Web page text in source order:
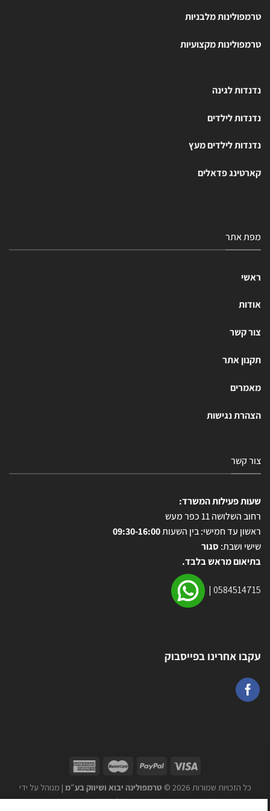
טרמפולינות מלבניות
טרמפולינות מקצועיות
נדנדות לגינה
נדנדות לילדים
נדנדות לילדים מעץ
קארטינג פדאלים
מפת אתר
ראשי
אודות
צור קשר
תקנון אתר
מאמרים
הצהרת נגישות
צור קשר
שעות פעילות המשרד:
רחוב השלושה 11 כפר מעש
ראשון עד חמישי: בין השעות09:30-16:00
שישי ושבת: סגור
בתיאום מראש בלבד.
0584514715
|
עקבו אחרינו בפייסבוק
כל הזכויות שמורות 2026 © טרמפולינה יבוא ושיווק בע״מ| מנוהל על ידי
WEmanage - ניהול אתרים